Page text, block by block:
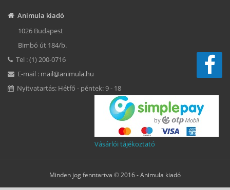
Animula kiadó
1026 Budapest
Bimbó út 184/b.
Tel : (1) 200-0716
E-mail : mail@animula.hu
Nyitvatartás: Hétfő - péntek: 9 - 18
Vásárlói tájékoztató
Minden jog fenntartva © 2016 -Animula kiadó